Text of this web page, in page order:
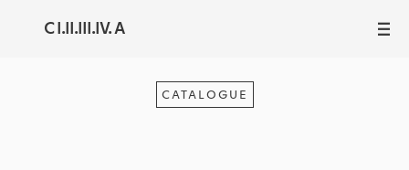
C I.II.III.IV. A III
CATALOGUE